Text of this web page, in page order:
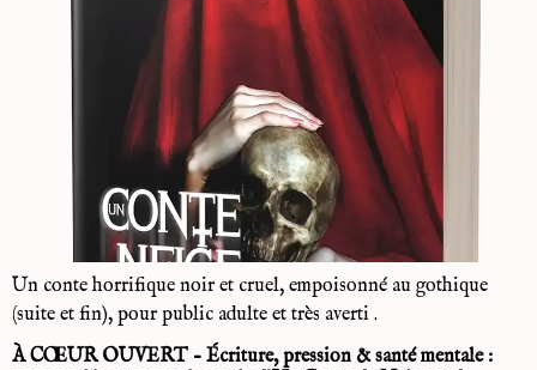
Un conte horrifique noir et cruel, empoisonné au gothique
(suite et fin), pour public adulte et très averti .
À CŒUR OUVERT – Écriture, pression & santé mentale :